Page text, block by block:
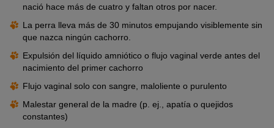
nació hace más de cuatro y faltan otros por nacer.
La perra lleva más de 30 minutos empujando visiblemente sin
que nazca ningún cachorro.
Expulsión del líquido amniótico o flujo vaginal verde antes del
nacimiento del primer cachorro
Flujo vaginal solo con sangre, maloliente o purulento
Malestar general de la madre (p. ej., apatía o quejidos
constantes)